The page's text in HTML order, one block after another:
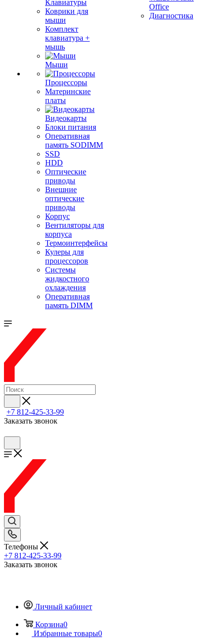
Клавиатуры
Коврики для
мыши
Комплект
клавиатура +
мышь
Мыши
Процессоры
Материнские
платы
Видеокарты
Блоки питания
Оперативная
память SODIMM
SSD
HDD
Оптические
приводы
Внешние
оптические
приводы
Корпус
Вентиляторы для
корпуса
Термоинтерфейсы
Кулеры для
процессоров
Системы
жидкостного
охлаждения
Оперативная
память DIMM
Office
Диагностика
+7 812-425-33-99
Заказать звонок
Телефоны
+7 812-425-33-99
Заказать звонок
Личный кабинет
Корзина0
Избранные товары0